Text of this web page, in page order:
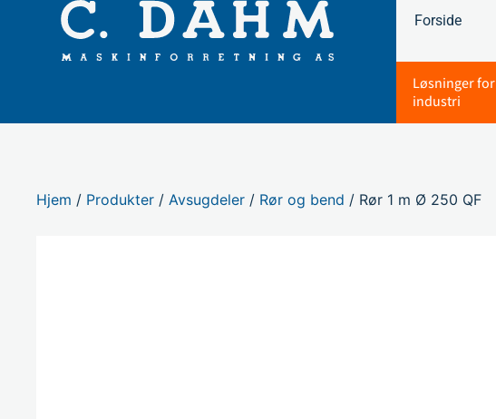
Forside
Løsninger for
industri
Hjem / Produkter /Avsugdeler / Rør og bend / Rør 1 m Ø 250 QF